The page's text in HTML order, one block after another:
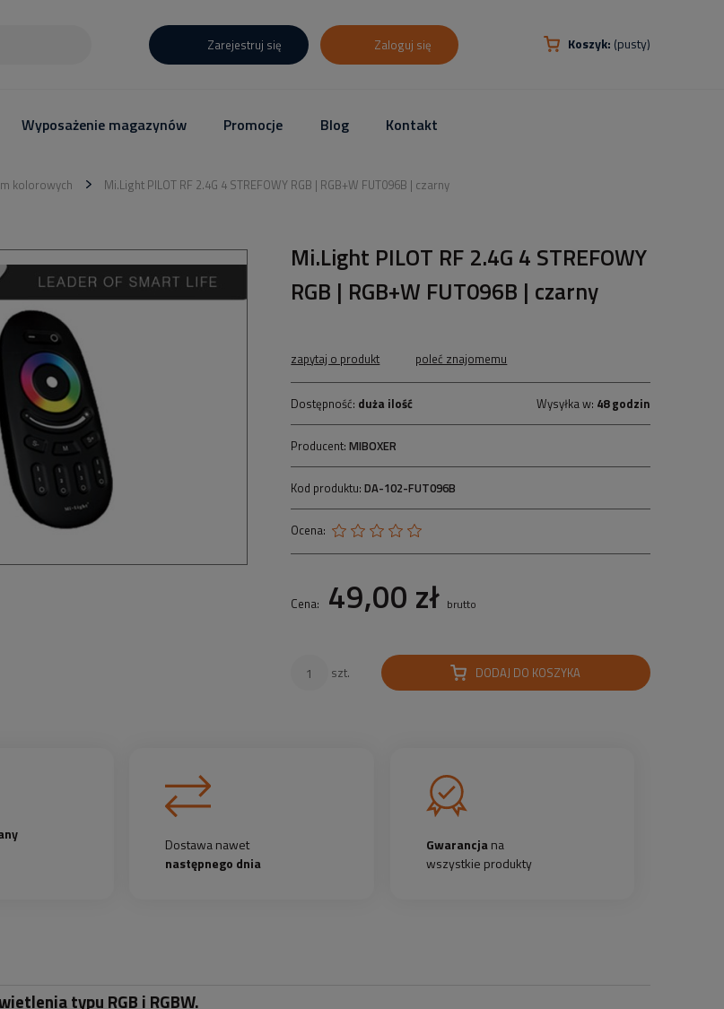
Koszyk: (pusty)
Zarejestruj się Zaloguj się
Wyposażenie magazynów Promocje Blog Kontakt
kolorowych Mi.Light PILOT RF 2.4G 4 STREFOWY RGB | RGB+W FUT096B | czarny
Mi.Light PILOT RF 2.4G 4 STREFOWY
RGB | RGB+W FUT096B | czarny
zapytaj o produkt poleć znajomemu
Dostępność: duża ilość Wysyłka w: 48 godzin
Producent:MIBOXER
Kod produktu: DA-102-FUT096B
Ocena:
Cena: 49,00 zł brutto
szt. DODAJ DO KOSZYKA
Dostawa nawet
następnego dnia
Gwarancjana
wszystkie produkty
typu RGB i RGBW.